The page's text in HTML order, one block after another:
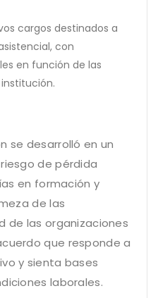
cargos destinados a
con
en función de las
se desarrolló en un
de pérdida
en formación y
de las
de las organizaciones
que responde a
y sienta bases
laborales.